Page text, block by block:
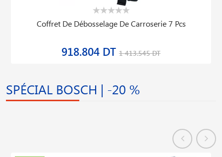
Coffret De Débosselage De Carroserie 7 Pcs
918.804 DT 1 413.545 DT
SPÉCIAL BOSCH | -20 %